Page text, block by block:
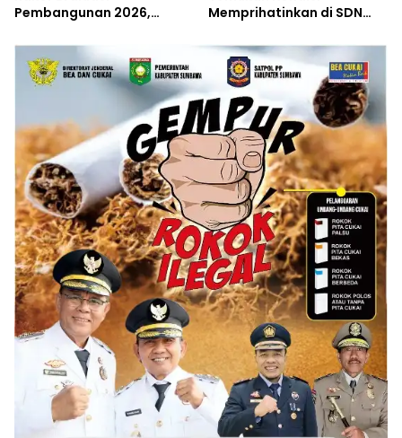
Pembangunan 2026,
Perubahan Resmi
Diluncurkan
Memprihatinkan di SDN
hingga Meja-Kursi Tak
Memadai